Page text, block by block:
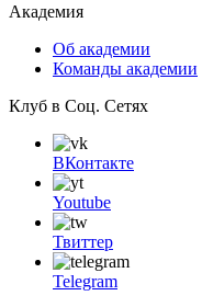
Академия
Об академии
Команды академии
Клуб в Соц. Сетях
ВКонтакте
Youtube
Твиттер
Telegram